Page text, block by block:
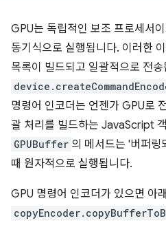
GPU는 독립적인 보조 프로세서
동기식으로 실행됩니다. 이러한
목록이 빌드되고 일괄적으로 전
명령어 인코더는 언젠가 GPU로
괄 처리를 빌드하는 JavaScript
GPUBuffer 의 메서드는 '버퍼링
때 원자적으로 실행됩니다.
GPU 명령어 인코더가 있으면 아